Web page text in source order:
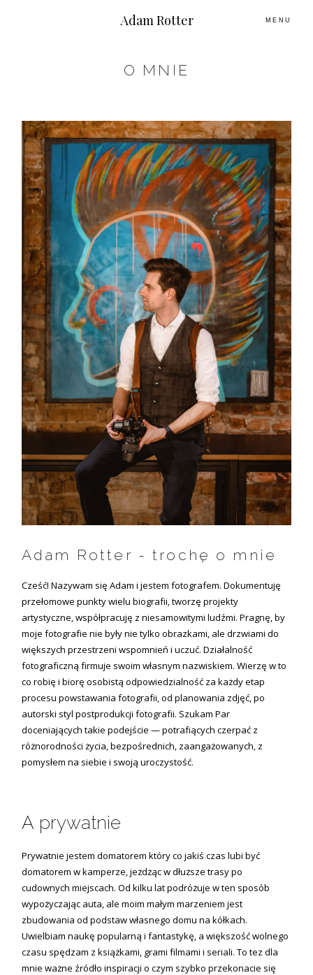
Adam Rotter MENU
O MNIE
Adam Rotter - trochę o mnie
Cześć! Nazywam się Adam i jestem fotografem. Dokumentuję
przełomowe punkty wielu biografii, tworzę projekty
artystyczne, współpracuję z niesamowitymi ludźmi. Pragnę, by
moje fotografie nie były nie tylko obrazkami, ale drzwiami do
większych przestrzeni wspomnień i uczuć. Działalność
fotograficzną firmuje swoim własnym nazwiskiem. Wierzę w to
co robię i biorę osobistą odpowiedzialność za każdy etap
procesu powstawania fotografii, od planowania zdjęć, po
autorski styl postprodukcji fotografii. Szukam Par
doceniających takie podejście — potrafiących czerpać z
różnorodności życia, bezpośrednich, zaangażowanych, z
pomysłem na siebie i swoją uroczystość.
A prywatnie
Prywatnie jestem domatorem który co jakiś czas lubi być
domatorem w kamperze, jeżdżąc w dłuższe trasy po
cudownych miejscach. Od kilku lat podróżuje w ten sposób
wypożyczając auta, ale moim małym marzeniem jest
zbudowania od podstaw własnego domu na kółkach.
Uwielbiam naukę popularną i fantastykę, a większość wolnego
czasu spędzam z książkami, grami filmami i seriali. To tez dla
mnie ważne źródło inspiracji o czym szybko przekonacie się
PLENERY
ŚLUBNE HISTORIE
KONTAKT
©2026 COPYRIGHT FLOTHEMES